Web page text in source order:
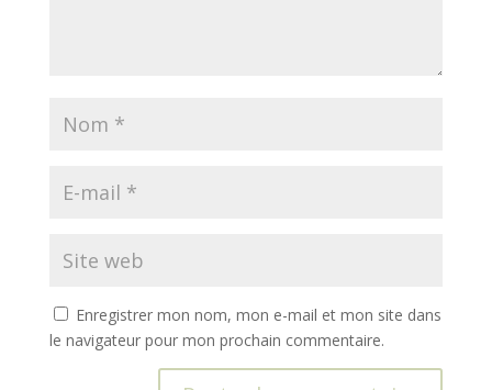
Enregistrer mon nom, mon e-mail et mon site dans
le navigateur pour mon prochain commentaire.